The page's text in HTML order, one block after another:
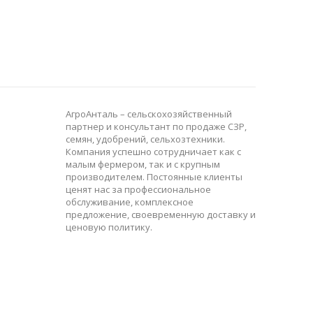
АгроАнталь – сельскохозяйственный
партнер и консультант по продаже СЗР,
семян, удобрений, сельхозтехники.
Компания успешно сотрудничает как с
малым фермером, так и с крупным
производителем. Постоянные клиенты
ценят нас за профессиональное
обслуживание, комплексное
предложение, своевременную доставку и
ценовую политику.